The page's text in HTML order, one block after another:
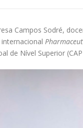
Campos Sodré,
de Nível Superior